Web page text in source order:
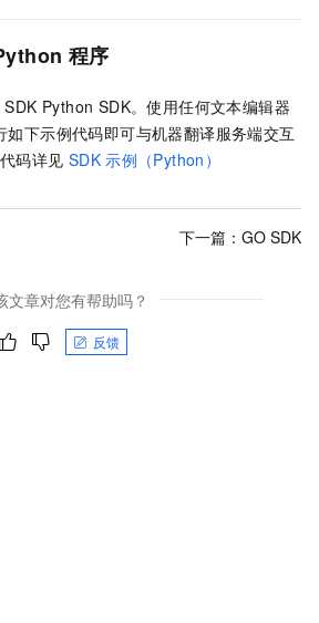
程序
Python SDK。使用任何文本编辑器
下示例代码即可与机器翻译服务端交互
码详见 SDK 示例（Python）
下一篇： GO SDK
文章对您有帮助吗？
反馈